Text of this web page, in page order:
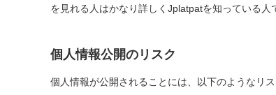
を見れる人はかなり詳しくJplatpatを知っている人
個人情報公開のリスク
個人情報が公開されることには、以下のようなリス